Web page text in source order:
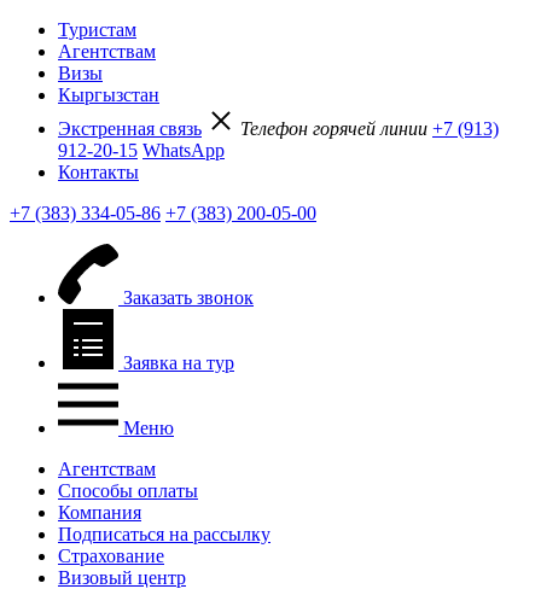
Туристам
Агентствам
Визы
Кыргызстан
Экстренная связь
Телефон горячей линии +7 (913)
912-20-15 WhatsApp
Контакты
+7 (383) 334-05-86 +7 (383) 200-05-00
Заказать звонок
Заявка на тур
Меню
Агентствам
Способы оплаты
Компания
Подписаться на рассылку
Страхование
Визовый центр